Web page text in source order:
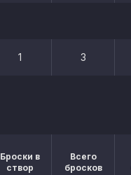
1 3
Броски в
створ
Всего
бросков